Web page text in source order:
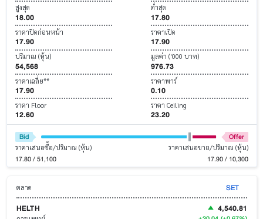
สูงสุด
18.00
ต่ำสุด
17.80
ราคาปิดก่อนหน้า
17.90
ราคาเปิด
17.90
ปริมาณ (หุ้น)
54,568
มูลค่า ('000 บาท)
976.73
ราคาเฉลี่ย**
17.90
ราคาพาร์
0.10
ราคา Floor
12.60
ราคา Ceiling
23.20
Bid Offer
ราคาเสนอซื้อ/ปริมาณ (หุ้น)
17.80 / 51,100
ราคาเสนอขาย/ปริมาณ (หุ้น)
17.90 / 10,300
ตลาด
SET
HELTH
4,540.81